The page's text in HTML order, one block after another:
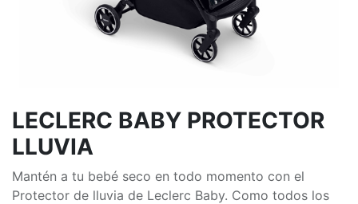
LECLERC BABY PROTECTOR
LLUVIA
Mantén a tu bebé seco en todo momento con el
Protector de lluvia de Leclerc Baby. Como todos los